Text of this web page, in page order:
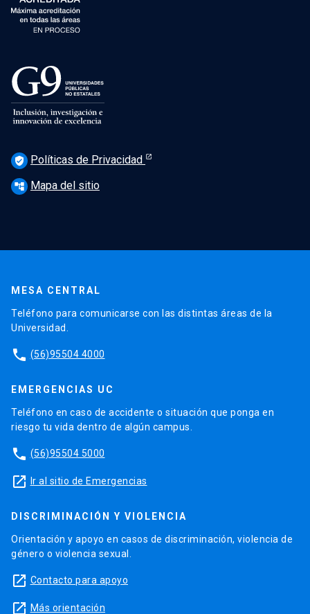
verified_user Políticas de Privacidad
account_tree Mapa del sitio
MESA CENTRAL
Teléfono para comunicarse con las distintas áreas de la
Universidad.
phone (56)95504 4000
EMERGENCIAS UC
Teléfono en caso de accidente o situación que ponga en
riesgo tu vida dentro de algún campus.
phone (56)95504 5000
launch Ir al sitio de Emergencias
DISCRIMINACIÓN Y VIOLENCIA
Orientación y apoyo en casos de discriminación, violencia de
género o violencia sexual.
launch Contacto para apoyo
launch Más orientación